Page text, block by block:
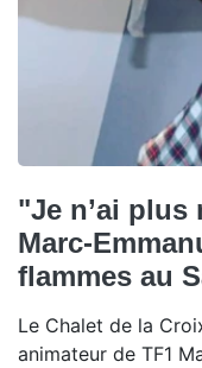
"Je n’ai plus
Marc-
flammes au
Le Chalet de la
animateur de TF1